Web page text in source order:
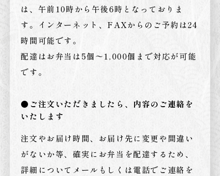
は、午前10時から午後6時となっておりま
す。インターネット、FAXからのご予約は24
時間可能です。
配達はお弁当は5個〜1,000個まで対応が可能
です。
●ご注文いただきましたら、内容のご連絡を
いたします
注文やお届け時間、お届け先に変更や間違い
がないか等、確実にお弁当を配達するため、
詳細についてメールもしくは電話でご連絡を